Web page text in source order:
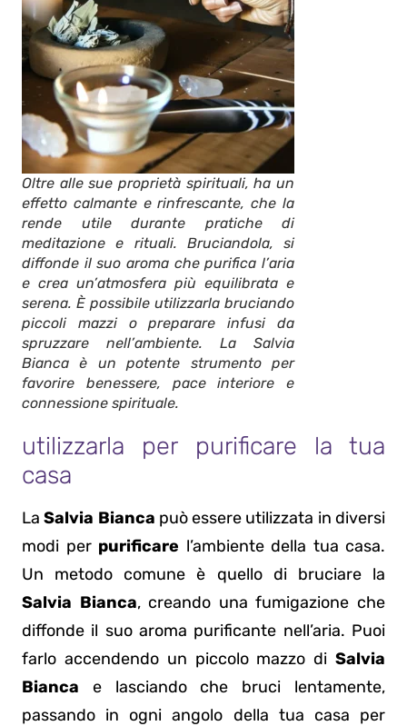
Oltre alle sue proprietà spirituali, ha un
effetto calmante e rinfrescante, che la
rende utile durante pratiche di
meditazione e rituali. Bruciandola, si
diffonde il suo aroma che purifica l’aria
e crea un’atmosfera più equilibrata e
serena. È possibile utilizzarla bruciando
piccoli mazzi o preparare infusi da
spruzzare nell’ambiente. La Salvia
Bianca è un potente strumento per
favorire benessere, pace interiore e
connessione spirituale.
utilizzarla per purificare la tua
casa
LaSalvia Bianca può essere utilizzata in diversi
modi per purificare l’ambiente della tua casa.
Un metodo comune è quello di bruciare la
Salvia Bianca, creando una fumigazione che
diffonde il suo aroma purificante nell’aria. Puoi
farlo accendendo un piccolo mazzo di Salvia
Bianca e lasciando che bruci lentamente,
passando in ogni angolo della tua casa per